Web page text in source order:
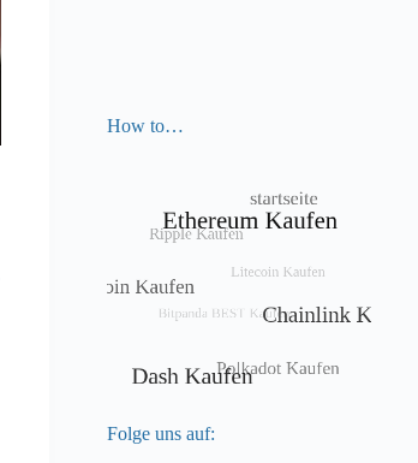
How to…
Folge uns auf: